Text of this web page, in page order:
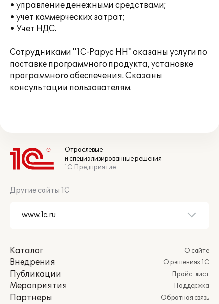
• управление денежными средствами;
• учет коммерческих затрат;
• Учет НДС.
Сотрудниками "1С-Рарус НН" оказаны услуги по
поставке программного продукта, установке
программного обеспечения. Оказаны
консультации пользователям.
Отраслевые
и специализированные решения
1С:Предприятие
Другие сайты 1С
Каталог
Внедрения
Публикации
Мероприятия
Партнеры
О сайте
О решениях 1С
Прайс-лист
Поддержка
Обратная связь